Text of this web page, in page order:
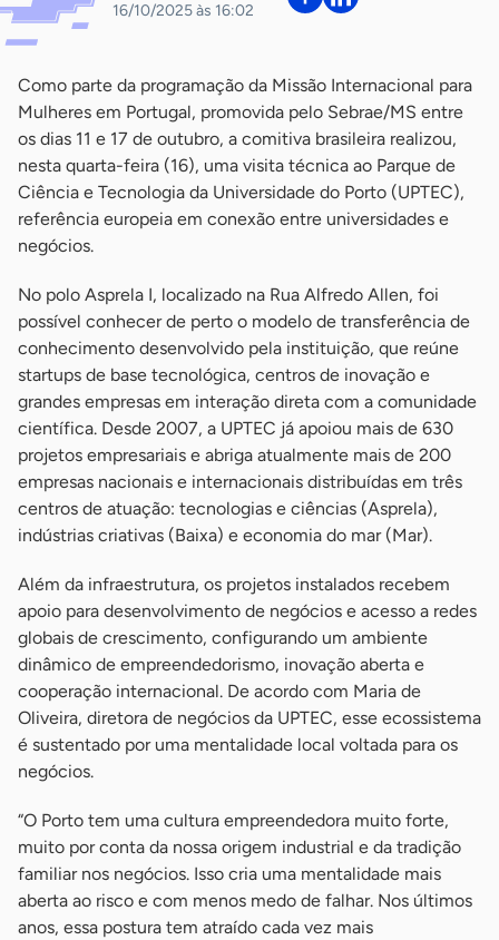
16/10/2025 às 16:02
Como parte da programação da Missão Internacional para
Mulheres em Portugal, promovida pelo Sebrae/MS entre
os dias 11 e 17 de outubro, a comitiva brasileira realizou,
nesta quarta-feira (16), uma visita técnica ao Parque de
Ciência e Tecnologia da Universidade do Porto (UPTEC),
referência europeia em conexão entre universidades e
negócios.
No polo Asprela I, localizado na Rua Alfredo Allen, foi
possível conhecer de perto o modelo de transferência de
conhecimento desenvolvido pela instituição, que reúne
startups de base tecnológica, centros de inovação e
grandes empresas em interação direta com a comunidade
científica. Desde 2007, a UPTEC já apoiou mais de 630
projetos empresariais e abriga atualmente mais de 200
empresas nacionais e internacionais distribuídas em três
centros de atuação: tecnologias e ciências (Asprela),
indústrias criativas (Baixa) e economia do mar (Mar).
Além da infraestrutura, os projetos instalados recebem
apoio para desenvolvimento de negócios e acesso a redes
globais de crescimento, configurando um ambiente
dinâmico de empreendedorismo, inovação aberta e
cooperação internacional. De acordo com Maria de
Oliveira, diretora de negócios da UPTEC, esse ecossistema
é sustentado por uma mentalidade local voltada para os
negócios.
“O Porto tem uma cultura empreendedora muito forte,
muito por conta da nossa origem industrial e da tradição
familiar nos negócios. Isso cria uma mentalidade mais
aberta ao risco e com menos medo de falhar. Nos últimos
anos, essa postura tem atraído cada vez mais